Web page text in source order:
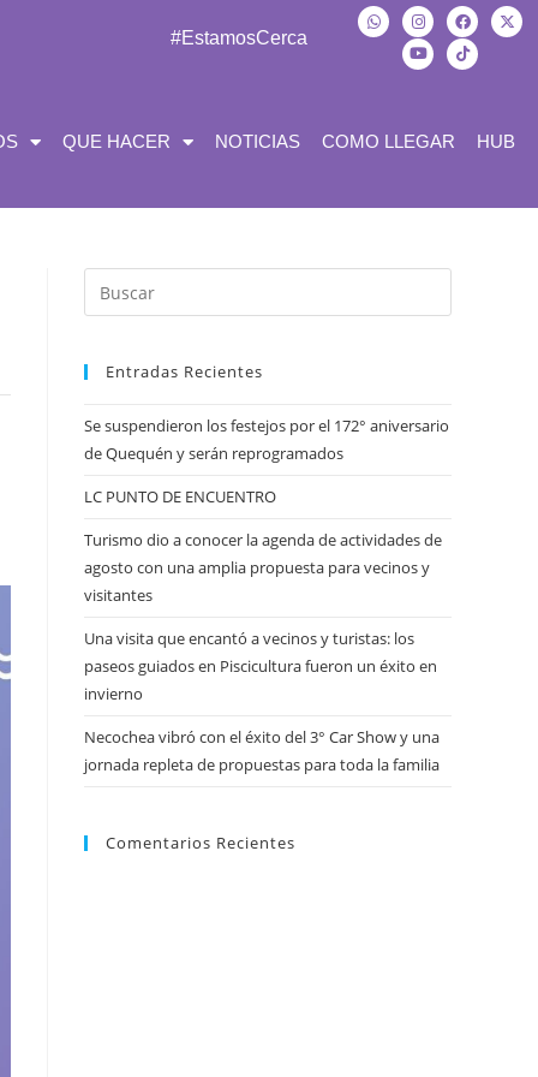
#EstamosCerca
QUE HACER NOTICIAS COMO LLEGAR HUB
Entradas Recientes
Se suspendieron los festejos por el 172° aniversario
de Quequén y serán reprogramados
LC PUNTO DE ENCUENTRO
Turismo dio a conocer la agenda de actividades de
agosto con una amplia propuesta para vecinos y
visitantes
Una visita que encantó a vecinos y turistas: los
paseos guiados en Piscicultura fueron un éxito en
invierno
Necochea vibró con el éxito del 3° Car Show y una
jornada repleta de propuestas para toda la familia
Comentarios Recientes